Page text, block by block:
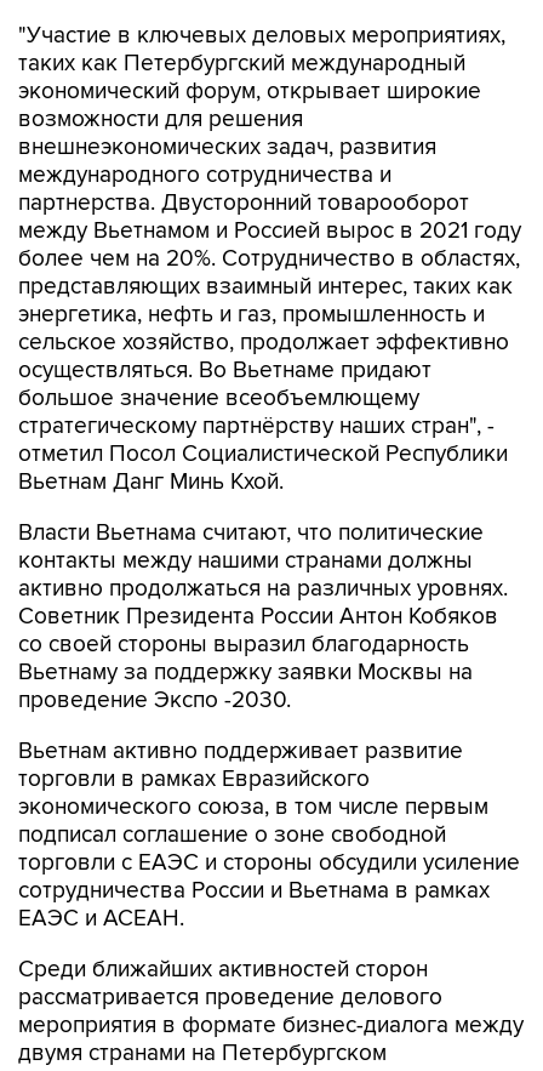
"Участие в ключевых деловых мероприятиях,
таких как Петербургский международный
экономический форум, открывает широкие
возможности для решения
внешнеэкономических задач, развития
международного сотрудничества и
партнерства. Двусторонний товарооборот
между Вьетнамом и Россией вырос в 2021 году
более чем на 20%. Сотрудничество в областях,
представляющих взаимный интерес, таких как
энергетика, нефть и газ, промышленность и
сельское хозяйство, продолжает эффективно
осуществляться. Во Вьетнаме придают
большое значение всеобъемлющему
стратегическому партнёрству наших стран", -
отметил Посол Социалистической Республики
Вьетнам Данг Минь Кхой.
Власти Вьетнама считают, что политические
контакты между нашими странами должны
активно продолжаться на различных уровнях.
Советник Президента России Антон Кобяков
со своей стороны выразил благодарность
Вьетнаму за поддержку заявки Москвы на
проведение Экспо -2030.
Вьетнам активно поддерживает развитие
торговли в рамках Евразийского
экономического союза, в том числе первым
подписал соглашение о зоне свободной
торговли с ЕАЭС и стороны обсудили усиление
сотрудничества России и Вьетнама в рамках
ЕАЭС и АСЕАН.
Среди ближайших активностей сторон
рассматривается проведение делового
мероприятия в формате бизнес-диалога между
двумя странами на Петербургском